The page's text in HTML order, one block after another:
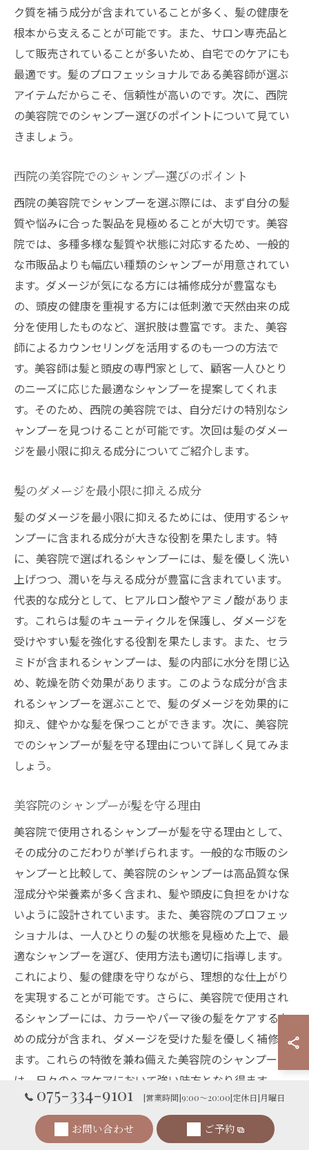
ク質を補う成分が含まれていることが多く、髪の健康を
根本から支えることが可能です。また、サロン専売品と
して販売されていることが多いため、自宅でのケアにも
最適です。髪のプロフェッショナルである美容師が選ぶ
アイテムだからこそ、信頼性が高いのです。次に、西院
の美容院でのシャンプー選びのポイントについて見てい
きましょう。
西院の美容院でのシャンプー選びのポイント
西院の美容院でシャンプーを選ぶ際には、まず自分の髪
質や悩みに合った製品を見極めることが大切です。美容
院では、多種多様な髪質や状態に対応するため、一般的
な市販品よりも幅広い種類のシャンプーが用意されてい
ます。ダメージが気になる方には補修成分が豊富なも
の、頭皮の健康を重視する方には低刺激で天然由来の成
分を使用したものなど、選択肢は豊富です。また、美容
師によるカウンセリングを活用するのも一つの方法で
す。美容師は髪と頭皮の専門家として、顧客一人ひとり
のニーズに応じた最適なシャンプーを提案してくれま
す。そのため、西院の美容院では、自分だけの特別なシ
ャンプーを見つけることが可能です。次回は髪のダメー
ジを最小限に抑える成分についてご紹介します。
髪のダメージを最小限に抑える成分
髪のダメージを最小限に抑えるためには、使用するシャ
ンプーに含まれる成分が大きな役割を果たします。特
に、美容院で選ばれるシャンプーには、髪を優しく洗い
上げつつ、潤いを与える成分が豊富に含まれています。
代表的な成分として、ヒアルロン酸やアミノ酸がありま
す。これらは髪のキューティクルを保護し、ダメージを
受けやすい髪を強化する役割を果たします。また、セラ
ミドが含まれるシャンプーは、髪の内部に水分を閉じ込
め、乾燥を防ぐ効果があります。このような成分が含ま
れるシャンプーを選ぶことで、髪のダメージを効果的に
抑え、健やかな髪を保つことができます。次に、美容院
でのシャンプーが髪を守る理由について詳しく見てみま
しょう。
美容院のシャンプーが髪を守る理由
美容院で使用されるシャンプーが髪を守る理由として、
その成分のこだわりが挙げられます。一般的な市販のシ
ャンプーと比較して、美容院のシャンプーは高品質な保
湿成分や栄養素が多く含まれ、髪や頭皮に負担をかけな
いように設計されています。また、美容院のプロフェッ
ショナルは、一人ひとりの髪の状態を見極めた上で、最
適なシャンプーを選び、使用方法も適切に指導します。
これにより、髪の健康を守りながら、理想的な仕上がり
を実現することが可能です。さらに、美容院で使用され
るシャンプーには、カラーやパーマ後の髪をケアするた
めの成分が含まれ、ダメージを受けた髪を優しく補修し
ます。これらの特徴を兼ね備えた美容院のシャンプー
は、日々のヘアケアにおいて強い味方となり得ます。
ダメージケアに特化したシャンプーの選び方
ダメージケアに特化したシャンプーを選ぶ際のポイント
075-334-9101 [営業時間]9:00～20:00[定休日]月曜日
お問い合わせ ご予約